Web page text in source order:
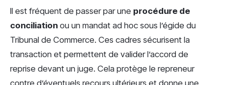
Il est fréquent de passer par une procédure de
conciliation ou un mandat ad hoc sous l’égide du
Tribunal de Commerce. Ces cadres sécurisent la
transaction et permettent de valider l’accord de
reprise devant un juge. Cela protège le repreneur